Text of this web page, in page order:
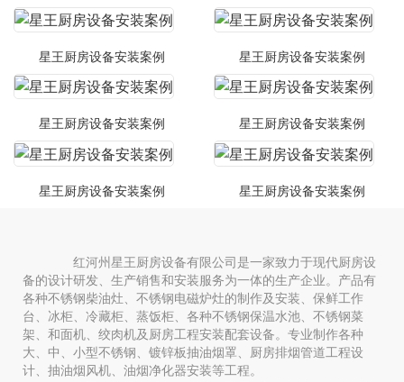
星王厨房设备安装案例 星王厨房设备安装案例
星王厨房设备安装案例 星王厨房设备安装案例
星王厨房设备安装案例 星王厨房设备安装案例
红河州星王厨房设备有限公司是一家致力于现代厨房设
备的设计研发、生产销售和安装服务为一体的生产企业。产品有
各种不锈钢柴油灶、不锈钢电磁炉灶的制作及安装、保鲜工作
台、冰柜、冷藏柜、蒸饭柜、各种不锈钢保温水池、不锈钢菜
架、和面机、绞肉机及厨房工程安装配套设备。专业制作各种
大、中、小型不锈钢、镀锌板抽油烟罩、厨房排烟管道工程设
计、抽油烟风机、油烟净化器安装等工程。